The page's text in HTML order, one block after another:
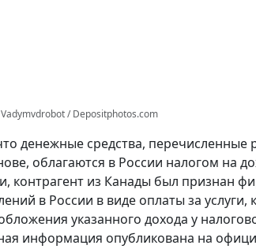
Vadymvdrobot / Depositphotos.com
денежные средства,
облагаются в России налогом на
контрагент из Канады был признан
в России в виде оплаты за
указанного дохода у
информация опубликована на